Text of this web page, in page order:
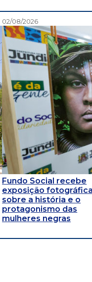
02/08/2026
Fundo Social recebe
exposição
sobre a história e o
protagonismo das
mulheres negras